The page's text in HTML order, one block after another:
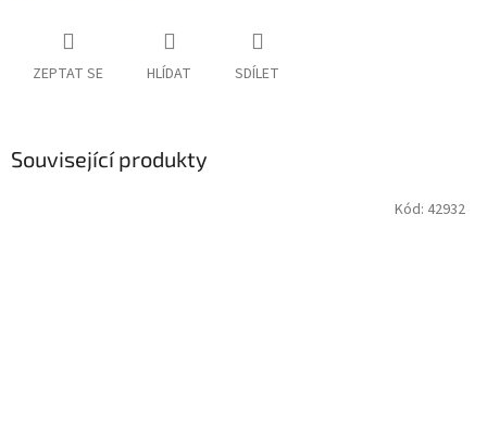
ZEPTAT SE HLÍDAT SDÍLET
Související produkty
Kód: 42932